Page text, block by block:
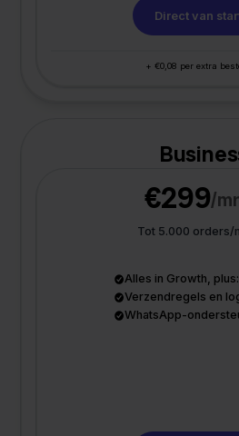
Direct van
+ €0,08 per extra
€299/
Tot 5.000 orders/
Alles in Growth, plus:
Verzendregels en
WhatsApp-